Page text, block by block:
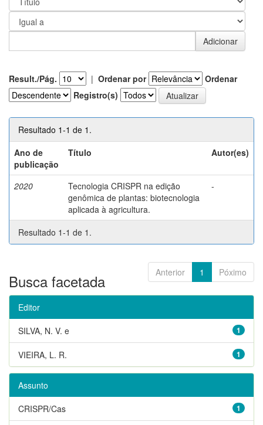
Result./Pág. | Ordenar por
Ordenar
Registro(s)
Resultado 1-1 de 1.
Ano de
publicação
Título Autor(es)
2020
Tecnologia CRISPR na edição
genômica de plantas: biotecnologia
aplicada à agricultura.
-
Resultado 1-1 de 1.
Anterior 1 Póximo
Busca facetada
Editor
1
SILVA, N. V. e
1
VIEIRA, L. R.
Assunto
1
CRISPR/Cas